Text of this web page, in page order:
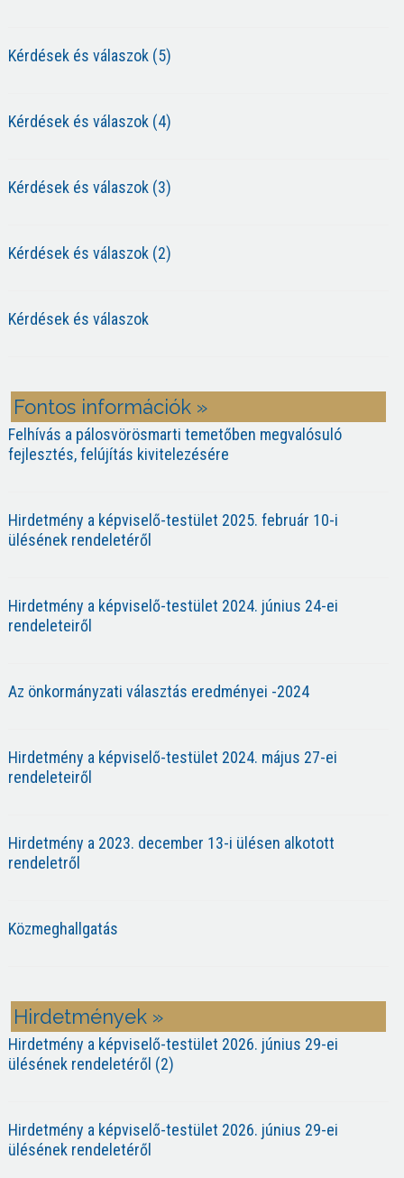
Kérdések és válaszok (5)
Kérdések és válaszok (4)
Kérdések és válaszok (3)
Kérdések és válaszok (2)
Kérdések és válaszok
Fontos információk »
Felhívás a pálosvörösmarti temetőben megvalósuló
fejlesztés, felújítás kivitelezésére
Hirdetmény a képviselő-testület 2025. február 10-i
ülésének rendeletéről
Hirdetmény a képviselő-testület 2024. június 24-ei
rendeleteiről
Az önkormányzati választás eredményei -2024
Hirdetmény a képviselő-testület 2024. május 27-ei
rendeleteiről
Hirdetmény a 2023. december 13-i ülésen alkotott
rendeletről
Közmeghallgatás
Hirdetmények »
Hirdetmény a képviselő-testület 2026. június 29-ei
ülésének rendeletéről (2)
Hirdetmény a képviselő-testület 2026. június 29-ei
ülésének rendeletéről